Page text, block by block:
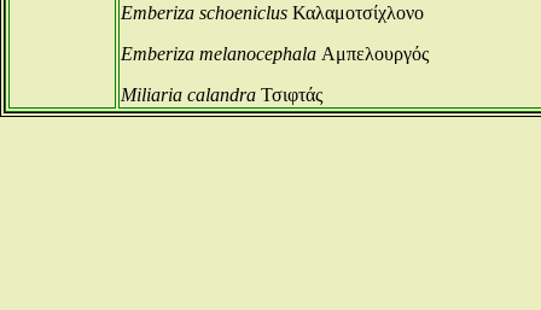
Emberiza schoeniclus Καλαμοτσίχλονο
Emberiza melanocephala Αμπελουργός
Miliaria calandra Τσιφτάς